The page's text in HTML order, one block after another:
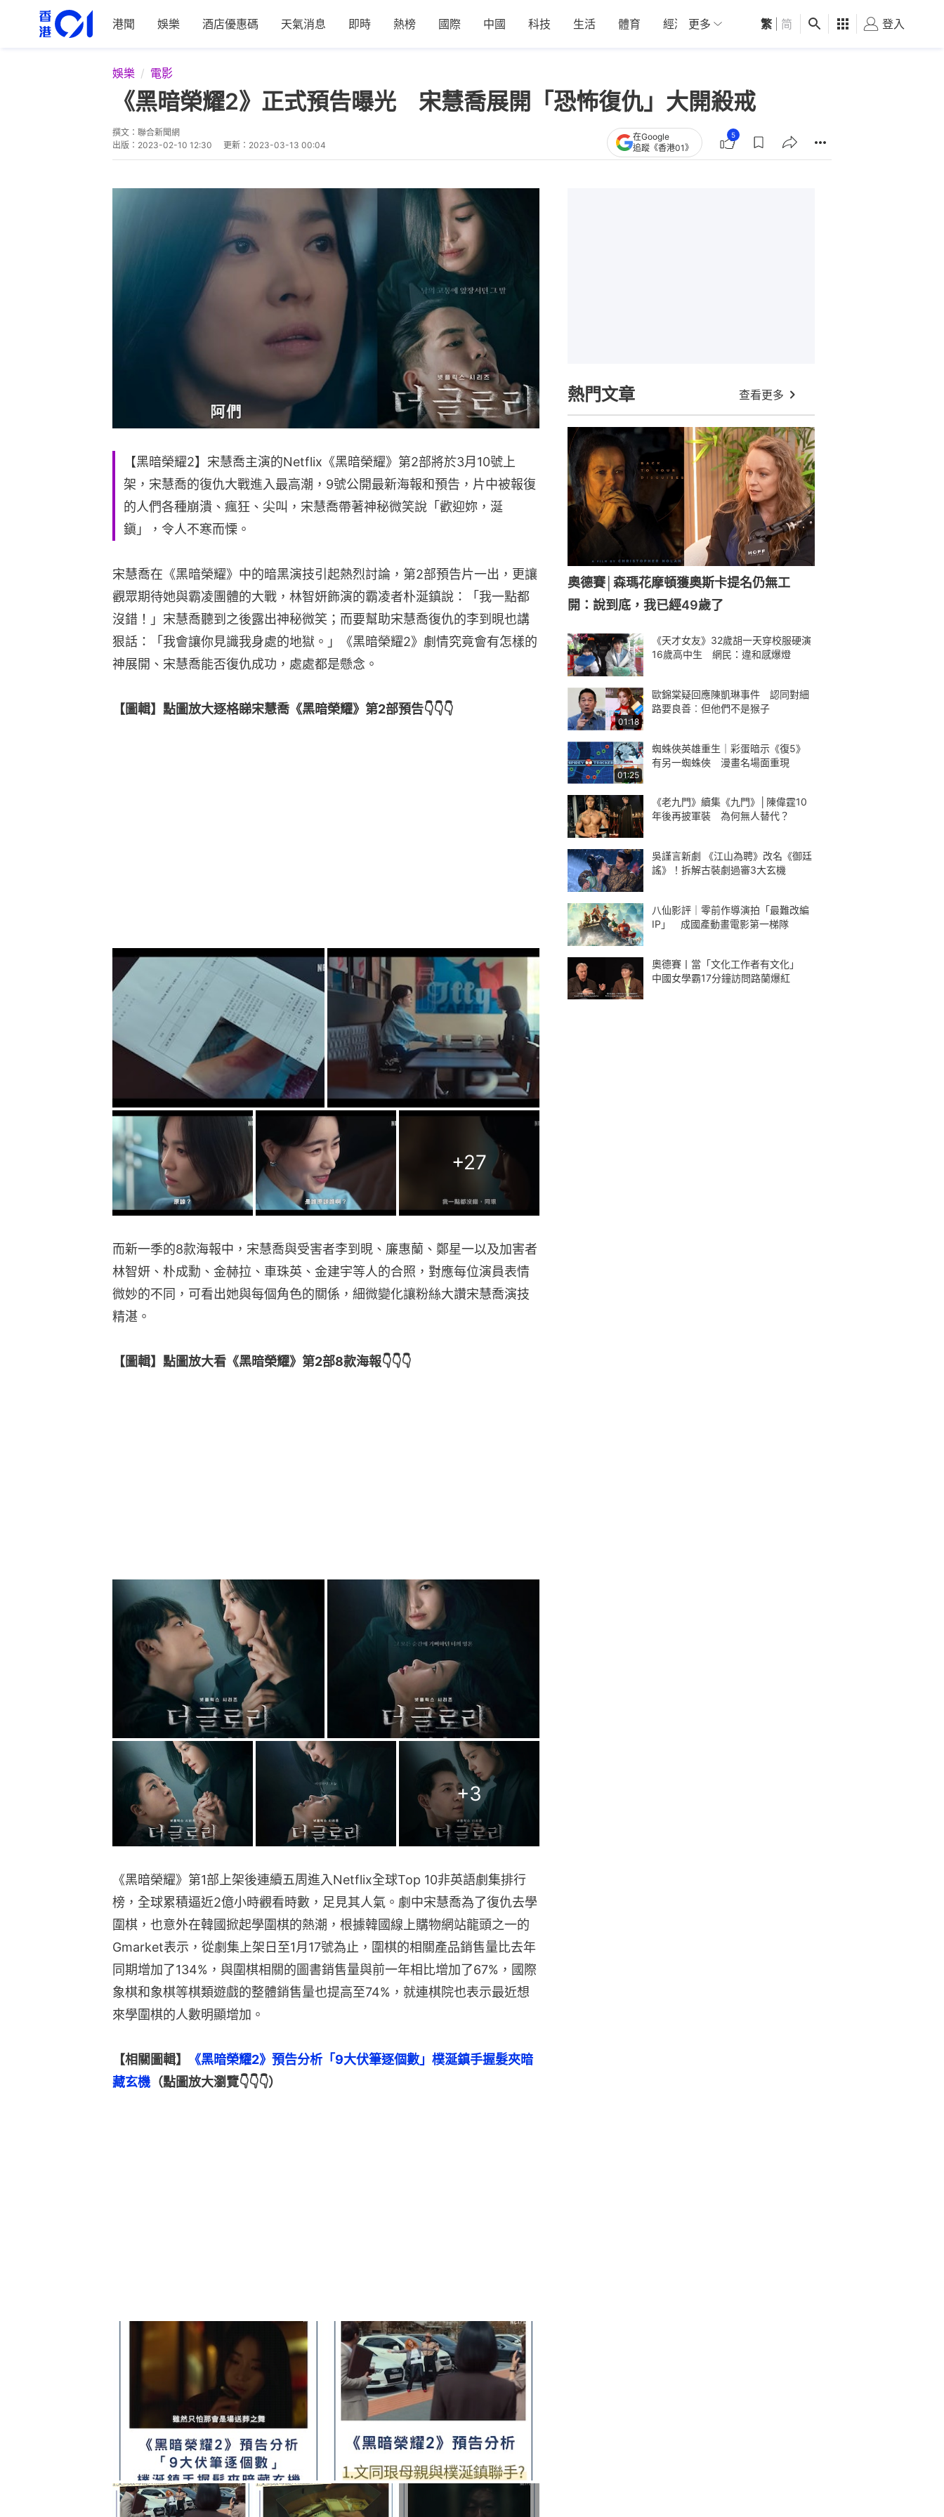
港聞 娛樂 酒店優惠碼 天氣消息 即時 熱榜 國際 中國 科技 生活 體育 經濟 01深圳 觀點 健康 好食玩飛
更多 繁 简 登入
娛樂 電影
《黑暗榮耀2》正式預告曝光 宋慧喬展開「恐怖復仇」大開殺戒
撰文： 聯合新聞網
出版： 2023-02-10 12:30 更新： 2023-03-13 00:04
在Google
追蹤《香港01》
5
【黑暗榮耀2】宋慧喬主演的Netflix《黑暗榮耀》第2部將於3月10號上
架，宋慧喬的復仇大戰進入最高潮，9號公開最新海報和預告，片中被報復
的人們各種崩潰、瘋狂、尖叫，宋慧喬帶著神秘微笑說「歡迎妳，涎
鎭」，令人不寒而慄。
宋慧喬在《黑暗榮耀》中的暗黑演技引起熱烈討論，第2部預告片一出，更讓
觀眾期待她與霸凌團體的大戰，林智妍飾演的霸凌者朴涎鎮說：「我一點都
沒錯！」宋慧喬聽到之後露出神秘微笑；而要幫助宋慧喬復仇的李到晛也講
狠話：「我會讓你見識我身處的地獄。」《黑暗榮耀2》劇情究竟會有怎樣的
神展開、宋慧喬能否復仇成功，處處都是懸念。
【圖輯】點圖放大逐格睇宋慧喬《黑暗榮耀》第2部預告👇👇👇
+27
而新一季的8款海報中，宋慧喬與受害者李到晛、廉惠蘭、鄭星一以及加害者
林智妍、朴成勳、金赫拉、車珠英、金建宇等人的合照，對應每位演員表情
微妙的不同，可看出她與每個角色的關係，細微變化讓粉絲大讚宋慧喬演技
精湛。
【圖輯】點圖放大看《黑暗榮耀》第2部8款海報👇👇👇
+3
《黑暗榮耀》第1部上架後連續五周進入Netflix全球Top 10非英語劇集排行
榜，全球累積逼近2億小時觀看時數，足見其人氣。劇中宋慧喬為了復仇去學
圍棋，也意外在韓國掀起學圍棋的熱潮，根據韓國線上購物網站龍頭之一的
Gmarket表示，從劇集上架日至1月17號為止，圍棋的相關產品銷售量比去年
同期增加了134%，與圍棋相關的圖書銷售量與前一年相比增加了67%，國際
象棋和象棋等棋類遊戲的整體銷售量也提高至74%，就連棋院也表示最近想
來學圍棋的人數明顯增加。
【相關圖輯】
《黑暗榮耀2》預告分析「9大伏筆逐個數」樸涎鎮手握髮夾暗
藏玄機 （點圖放大瀏覽👇👇👇）
熱門文章 查看更多
奧德賽│森瑪花摩頓獲奧斯卡提名仍無工
開：說到底，我已經49歲了
《天才女友》32歲胡一天穿校服硬演
16歲高中生 網民：違和感爆燈
01:18
歐錦棠疑回應陳凱琳事件 認同對細
路要良善︰但他們不是猴子
01:25
蜘蛛俠英雄重生｜彩蛋暗示《復5》
有另一蜘蛛俠 漫畫名場面重現
《老九門》續集《九門》│陳偉霆10
年後再披軍裝 為何無人替代？
吳謹言新劇 《江山為聘》改名《御廷
謠》！拆解古裝劇過審3大玄機
八仙影評｜零前作導演拍「最難改編
IP」 成國產動畫電影第一梯隊
奧德賽丨當「文化工作者有文化」
中國女學霸17分鐘訪問路蘭爆紅